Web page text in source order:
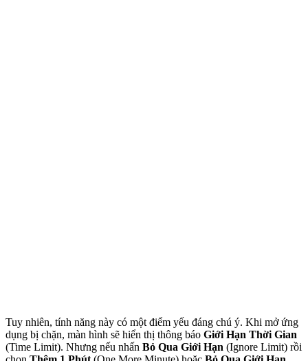
Tuy nhiên, tính năng này có một điểm yếu đáng chú ý. Khi mở ứng
dụng bị chặn, màn hình sẽ hiển thị thông báo Giới Hạn Thời Gian
(Time Limit). Nhưng nếu nhấn Bỏ Qua Giới Hạn (Ignore Limit) rồi